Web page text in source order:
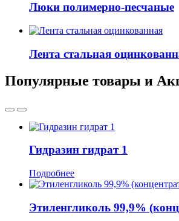
Люки полимерно-песчаные
Лента стальная
Популярные товары и
Гидразин гидрат 1
Подробнее
Этиленгликоль 99,9%